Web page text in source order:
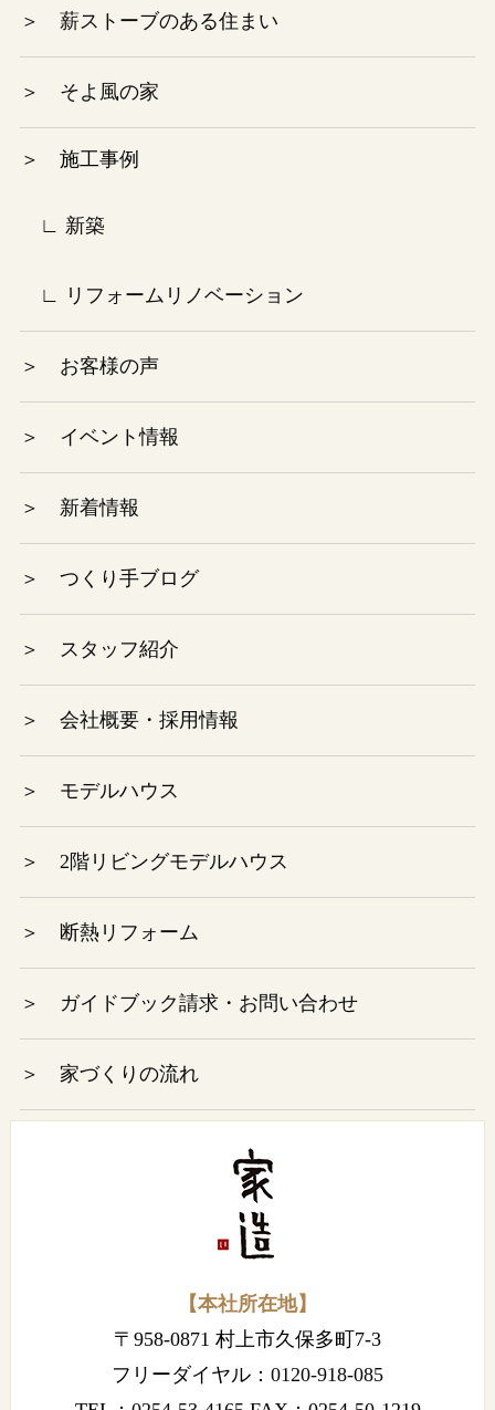
2024年4月
2024年3月
2024年2月
2023年12月
2023年9月
2023年8月
2023年7月
2023年3月
2023年2月
2022年12月
2022年10月
2022年5月
＞ 薪ストーブのある住まい
＞ そよ風の家
＞ 施工事例
∟ 新築
∟ リフォームリノベーション
＞ お客様の声
＞ イベント情報
＞ 新着情報
＞ つくり手ブログ
＞ スタッフ紹介
＞ 会社概要・採用情報
＞ モデルハウス
＞ 2階リビングモデルハウス
＞ 断熱リフォーム
＞ ガイドブック請求・お問い合わせ
＞ 家づくりの流れ
【本社所在地】
〒958-0871 村上市久保多町7-3
フリーダイヤル： 0120-918-085